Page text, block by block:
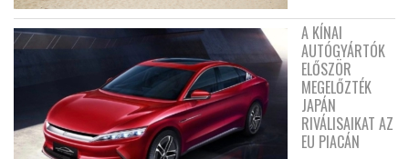
A KÍNAI
AUTÓGYÁRTÓK
ELŐSZÖR
MEGELŐZTÉK
JAPÁN
RIVÁLISAIKAT AZ
EU PIACÁN